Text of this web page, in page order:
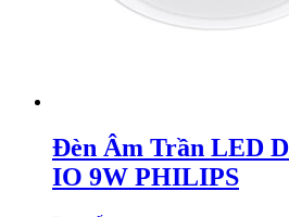
Đèn Âm Trần LED
IO 9W PHILIPS